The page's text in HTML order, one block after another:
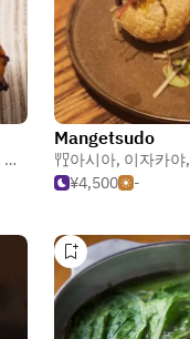
닭 및 가금류
Mangetsudo
아시아, 이자카야,
¥4,500
-